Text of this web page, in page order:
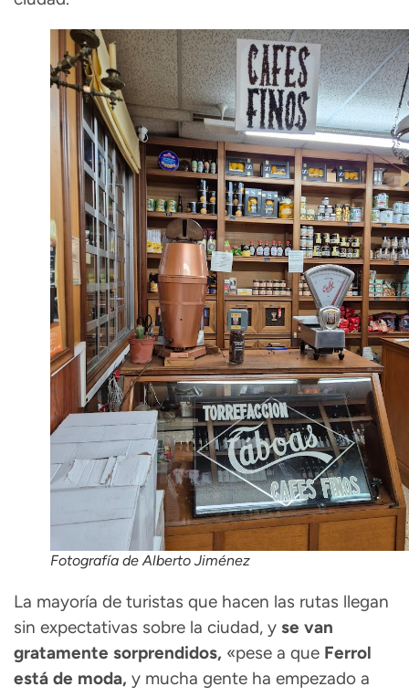
Fotografía de Alberto Jiménez
La mayoría de turistas que hacen las rutas llegan
sin expectativas sobre la ciudad, y se van
gratamente sorprendidos, «pese a que Ferrol
está de moda, y mucha gente ha empezado a